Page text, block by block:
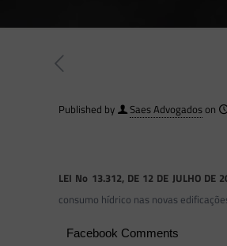
Published by Saes Advogadoson
LEI No 13.312, DE 12 DE JULHO DE
consumo hídrico nas novas
Facebook Comments